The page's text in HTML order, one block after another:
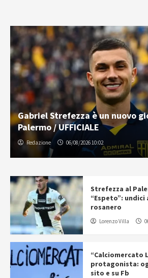
Gabriel Strefezza è un nuovo
Palermo / UFFICIALE
Redazione 06/08/2026 10:02
Strefezza al
“Espeto”:
rosanero
Lorenzo Villa
“Calciomercato
protagonista:
sito e su Fb